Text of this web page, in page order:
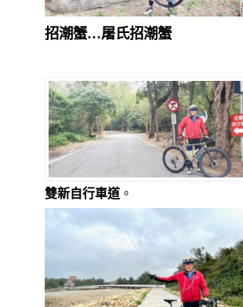
招潮蟹…屠氏招潮蟹
雙新自行車道。